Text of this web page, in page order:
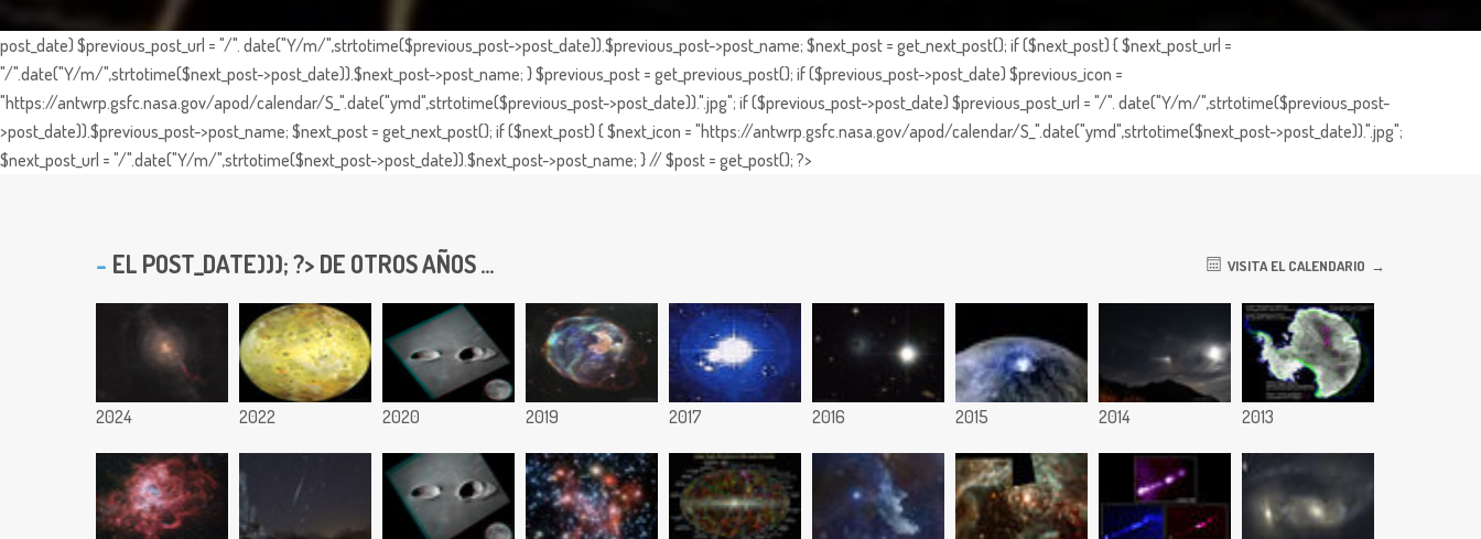
post_date) $previous_post_url = "/". date("Y/m/",strtotime($previous_post->post_date)).$previous_post->post_name; $next_post = get_next_post(); if ($next_post) { $next_post_url =
"/".date("Y/m/",strtotime($next_post->post_date)).$next_post->post_name; } $previous_post = get_previous_post(); if ($previous_post->post_date) $previous_icon =
"https://antwrp.gsfc.nasa.gov/apod/calendar/S_".date("ymd",strtotime($previous_post->post_date)).".jpg"; if ($previous_post->post_date) $previous_post_url = "/". date("Y/m/",strtotime($previous_post-
>post_date)).$previous_post->post_name; $next_post = get_next_post(); if ($next_post) { $next_icon = "https://antwrp.gsfc.nasa.gov/apod/calendar/S_".date("ymd",strtotime($next_post->post_date)).".jpg";
$next_post_url = "/".date("Y/m/",strtotime($next_post->post_date)).$next_post->post_name; } // $post = get_post(); ?>
EL POST_DATE))); ?> DE OTROS AÑOS ... VISITA EL CALENDARIO
2024 2022 2020 2019 2017 2016 2015 2014 2013